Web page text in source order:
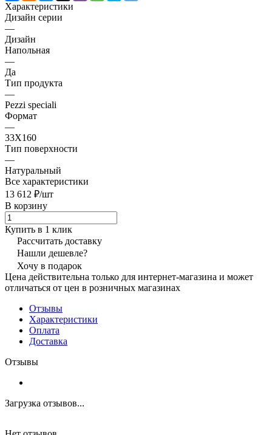
Характеристики
Дизайн серии
—
Дизайн
Напольная
—
Да
Тип продукта
—
Pezzi speciali
Формат
—
33X160
Тип поверхности
—
Натуральный
Все характеристики
13 612 ₽/шт
В корзину
Купить в 1 клик
Рассчитать доставку
Нашли дешевле?
Хочу в подарок
Цена действительна только для интернет-магазина и может
отличаться от цен в розничных магазинах
Отзывы
Характеристики
Оплата
Доставка
Отзывы
Загрузка отзывов...